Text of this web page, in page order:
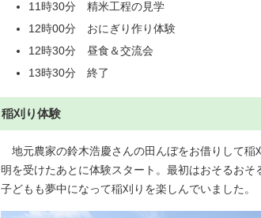
11時30分 精米工程の見学
12時00分 おにぎり作り体験
12時30分 昼食＆交流会
13時30分 終了
稲刈り体験
地元農家の鈴木浩慶さんの田んぼをお借りして稲
明を受けたあとに体験スタート。最初はおそるお
子どもも夢中になって稲刈りを楽しんでいました。